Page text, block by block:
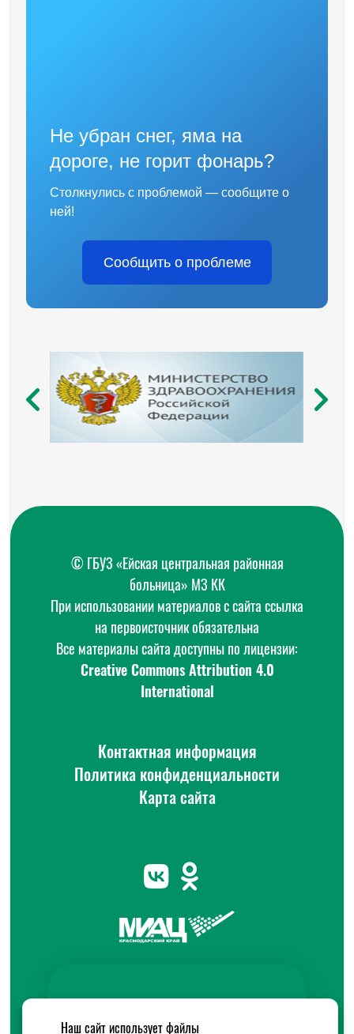
Не убран снег, яма на
дороге, не горит фонарь?
Столкнулись с проблемой — сообщите о
ней!
Сообщить о проблеме
© ГБУЗ «Ейская центральная районная
больница» МЗ КК
При использовании материалов с сайта ссылка
на первоисточник обязательна
Все материалы сайта доступны по лицензии:
Creative Commons Attribution 4.0
International
Контактная информация
Политика конфиденциальности
Карта сайта
Наш сайт использует файлы